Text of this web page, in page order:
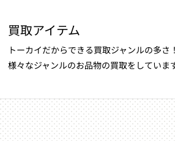
買取アイテム
トーカイだからできる買取ジャンルの多さ！
様々なジャンルのお品物の買取をしていま